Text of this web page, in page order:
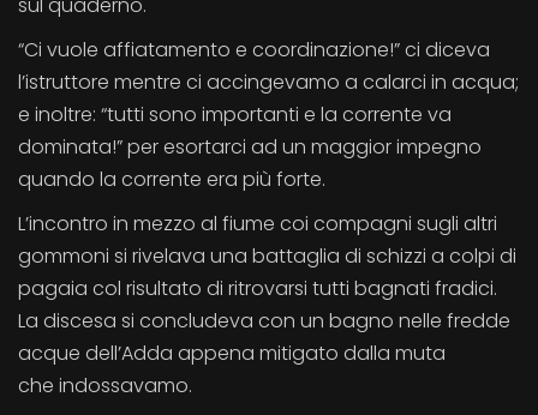
“Ci vuole affiatamento e coordinazione!” ci diceva
l’istruttore mentre ci accingevamo a calarci in acqua;
e inoltre: “tutti sono importanti e la corrente va
dominata!” per esortarci ad un maggior impegno
quando la corrente era più forte.
L’incontro in mezzo al fiume coi compagni sugli altri
gommoni si rivelava una battaglia di schizzi a colpi di
pagaia col risultato di ritrovarsi tutti bagnati fradici.
La discesa si concludeva con un bagno nelle fredde
acque dell’Adda appena mitigato dalla muta
che indossavamo.